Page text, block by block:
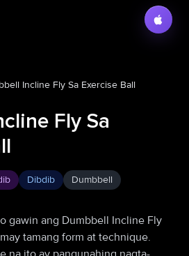
Incline Fly Sa Exercise Ball
Fly Sa
Dibdib Dumbbell
gawin ang Dumbbell Incline Fly
tamang form at technique.